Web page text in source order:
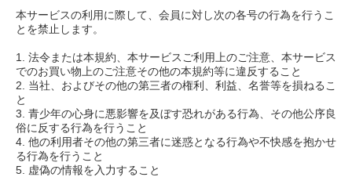
本サービスの利用に際して、会員に対し次の各号の行為を行うこ
とを禁止します。
1. 法令または本規約、本サービスご利用上のご注意、本サービス
でのお買い物上のご注意その他の本規約等に違反すること
2. 当社、およびその他の第三者の権利、利益、名誉等を損ねるこ
と
3. 青少年の心身に悪影響を及ぼす恐れがある行為、その他公序良
俗に反する行為を行うこと
4. 他の利用者その他の第三者に迷惑となる行為や不快感を抱かせ
る行為を行うこと
5. 虚偽の情報を入力すること